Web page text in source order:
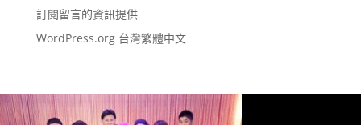
訂閱留言的資訊提供
WordPress.org 台灣繁體中文